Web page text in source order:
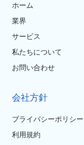
ホーム
業界
サービス
私たちについて
お問い合わせ
会社方針
プライバシーポリシー
利用規約